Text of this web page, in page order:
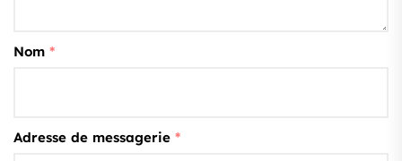
Nom *
Adresse de messagerie *